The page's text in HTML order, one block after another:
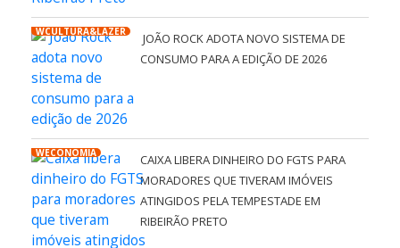
WCULTURA&LAZER
JOÃO ROCK ADOTA NOVO SISTEMA DE
CONSUMO PARA A EDIÇÃO DE 2026
WECONOMIA
CAIXA LIBERA DINHEIRO DO FGTS PARA
MORADORES QUE TIVERAM IMÓVEIS
ATINGIDOS PELA TEMPESTADE EM
RIBEIRÃO PRETO